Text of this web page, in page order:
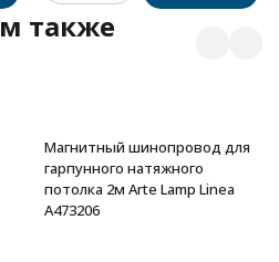
также
Магнитный шинопровод для
гарпунного натяжного
потолка 2м Arte Lamp Linea
A473206